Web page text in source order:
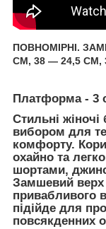
ПОВНОМІРНІ.
СМ, 38 — 24,5 СМ,
Платформа - 3
Стильні
вибором для
комфорту.
охайно та
шортами,
Замшевий верх
привабливого
підійде для
повсякденних